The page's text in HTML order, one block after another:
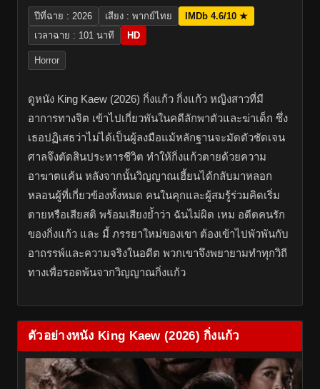
ปีที่ฉาย : 2026 เสียง : พากย์ไทย
IMDb 4.6/10 ★
เวลาฉาย : 101 นาที
HD
Horror
ดูหนัง King Kaew (2026) กิ่งแก้ว กิ่งแก้ว หญิงสาวที่มี
อาการทางจิต เข้าไปเกี่ยวพันในคดีลักพาตัวและฆ่าเด็ก ซึ่ง
เธอปฏิเสธว่าไม่ได้เป็นผู้ลงมือแม้หลักฐานจะมัดตัวชัดเจน
ศาลจึงตัดสินประหารชีวิต ทำให้กิ่งแก้วตายด้วยความ
อาฆาตแค้น หลังจากนั้นวิญญาณเฮี้ยนได้กลับมาหลอก
หลอนผู้ที่เกี่ยวข้องทั้งหมด คนในคุกและผู้สมรู้ร่วมคิดเริ่ม
ตายหรือเสียสติ พร้อมเสียงย้ำว่า ฉันไม่ผิด เหม อดีตคนรัก
ของกิ่งแก้ว และ มี้ ภรรยาใหม่ของเขา ต้องเข้าไปพัวพันกับ
อาถรรพ์และความจริงในอดีต พวกเขาจึงพยายามทำทุกวิถี
ทางเพื่อรอดพ้นจากวิญญาณกิ่งแก้ว
ตัวอย่างหนัง King Kaew (2026) กิ่งแก้ว